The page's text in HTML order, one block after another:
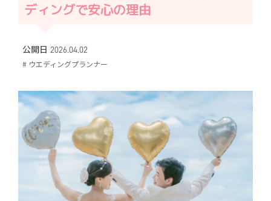
ディングで安心の理由
公開日 2026.04.02
# ウエディングプランナー